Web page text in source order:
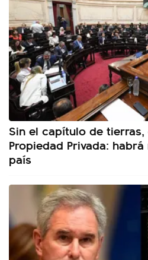
Sin el capítulo de
Propiedad Privada:
país